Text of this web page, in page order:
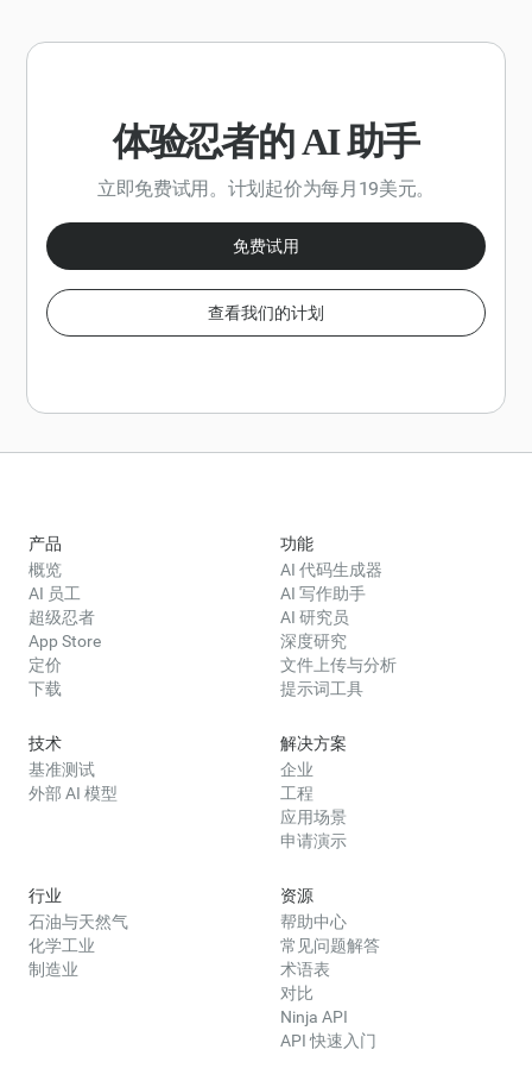
示例和可操作的提示。
体验忍者的 AI 助手
立即免费试用。计划起价为每月19美元。
免费试用
查看我们的计划
产品
概览
AI 员工
超级忍者
App Store
定价
下载
功能
AI 代码生成器
AI 写作助手
AI 研究员
深度研究
文件上传与分析
提示词工具
技术
基准测试
外部 AI 模型
解决方案
企业
工程
应用场景
申请演示
行业
石油与天然气
化学工业
制造业
资源
帮助中心
常见问题解答
术语表
对比
Ninja API
API 快速入门